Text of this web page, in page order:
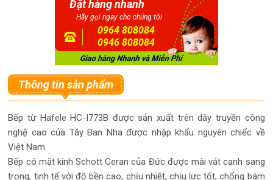
Đặt hàng nhanh
Hãy gọi ngay cho chúng tôi
0964 808084
0946 808084
Thông tin sản phẩm
Bếp từ Hafele HC-I773B được sản xuất trên dây truyền công
nghệ cao của Tây Ban Nha được nhập khẩu nguyên chiếc về
Việt Nam.
Bếp có mặt kính Schott Ceran của Đức được mài vát cạnh sang
trọng, tinh tế với độ bền cao, chịu nhiệt, chịu lực tốt, chống bám